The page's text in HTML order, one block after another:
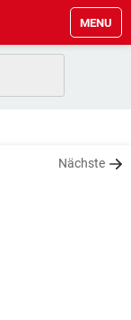
MENU
Nächste